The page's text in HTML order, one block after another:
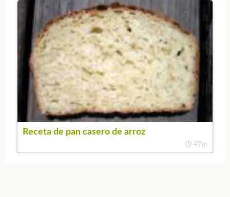
Receta de pan casero de arroz
47m